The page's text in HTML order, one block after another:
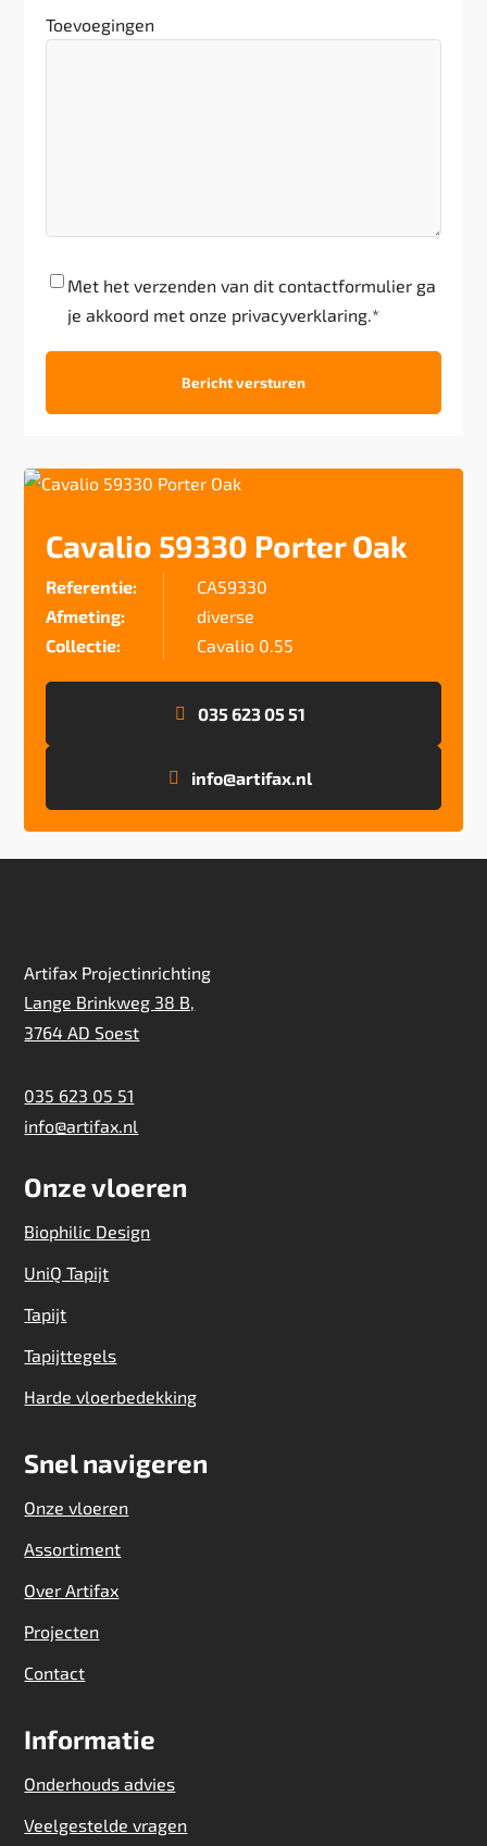
Toevoegingen
Akkoord*
Met het verzenden van dit contactformulier ga
je akkoord met onze privacyverklaring.*
Cavalio 59330 Porter Oak
Referentie:
CA59330
Afmeting:
diverse
Collectie:
Cavalio 0.55
035 623 05 51
info@artifax.nl
Artifax Projectinrichting
Lange Brinkweg 38 B,
3764 AD Soest
035 623 05 51
info@artifax.nl
Onze vloeren
Biophilic Design
UniQ Tapijt
Tapijt
Tapijttegels
Harde vloerbedekking
Snel navigeren
Onze vloeren
Assortiment
Over Artifax
Projecten
Contact
Informatie
Onderhouds advies
Veelgestelde vragen